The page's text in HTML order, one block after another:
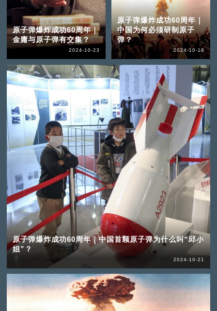
原子弹爆炸成功60周年｜
金庸与原子弹有交集？
2024-10-23
原子弹爆炸成功60周年｜中国首颗原子弹为什么叫“邱小
姐”？
2024-10-21
原子弹爆炸成功60周年｜
中国为何必须研制原子
弹？
2024-10-18